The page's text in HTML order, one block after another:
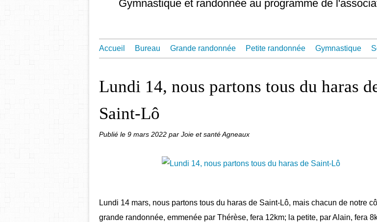
Gymnastique et randonnée au programme de
Accueil Bureau Grande randonnée Petite randonnée Gymnastique
Lundi 14, nous partons tous du haras
Saint-Lô
Publié le 9 mars 2022 par Joie et santé Agneaux
Lundi 14 mars, nous partons tous du haras de Saint-Lô, mais chacun de notre
grande randonnée, emmenée par Thérèse, fera 12km; la petite, par Alain, fera